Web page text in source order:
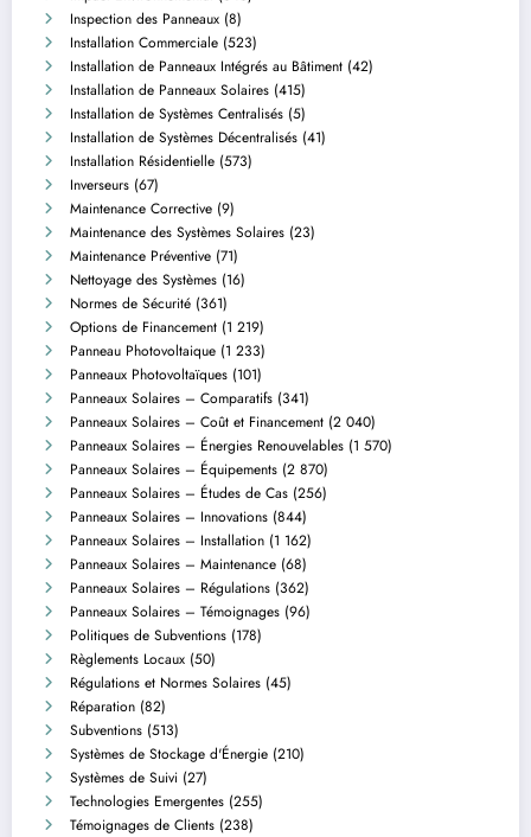
Inspection des Panneaux (8)
Installation Commerciale (523)
Installation de Panneaux Intégrés au Bâtiment (42)
Installation de Panneaux Solaires (415)
Installation de Systèmes Centralisés (5)
Installation de Systèmes Décentralisés (41)
Installation Résidentielle (573)
Inverseurs (67)
Maintenance Corrective (9)
Maintenance des Systèmes Solaires (23)
Maintenance Préventive (71)
Nettoyage des Systèmes (16)
Normes de Sécurité (361)
Options de Financement (1 219)
Panneau Photovoltaique (1 233)
Panneaux Photovoltaïques (101)
Panneaux Solaires – Comparatifs (341)
Panneaux Solaires – Coût et Financement (2 040)
Panneaux Solaires – Énergies Renouvelables (1 570)
Panneaux Solaires – Équipements (2 870)
Panneaux Solaires – Études de Cas (256)
Panneaux Solaires – Innovations (844)
Panneaux Solaires – Installation (1 162)
Panneaux Solaires – Maintenance (68)
Panneaux Solaires – Régulations (362)
Panneaux Solaires – Témoignages (96)
Politiques de Subventions (178)
Règlements Locaux (50)
Régulations et Normes Solaires (45)
Réparation (82)
Subventions (513)
Systèmes de Stockage d'Énergie (210)
Systèmes de Suivi (27)
Technologies Emergentes (255)
Témoignages de Clients (238)